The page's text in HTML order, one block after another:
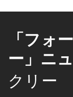
「フォ
ー」ニ
クリー